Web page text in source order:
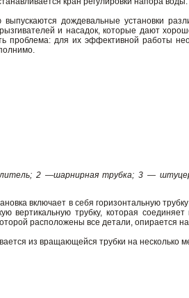
дождевальные установки
и насадок, которые дают
проблема: для их эффективной работы
2 —шарнирная трубка; 3 — штуцер
включает в себя горизонтальную
вертикальную трубку, которая соединяет
расположены все детали, опирается
из вращающейся трубки на несколько